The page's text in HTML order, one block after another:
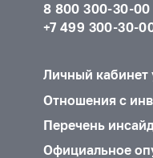
8 800 300-30-00
+7 499 300-30-
Личный кабинет
Отношения с
Перечень
Официальное